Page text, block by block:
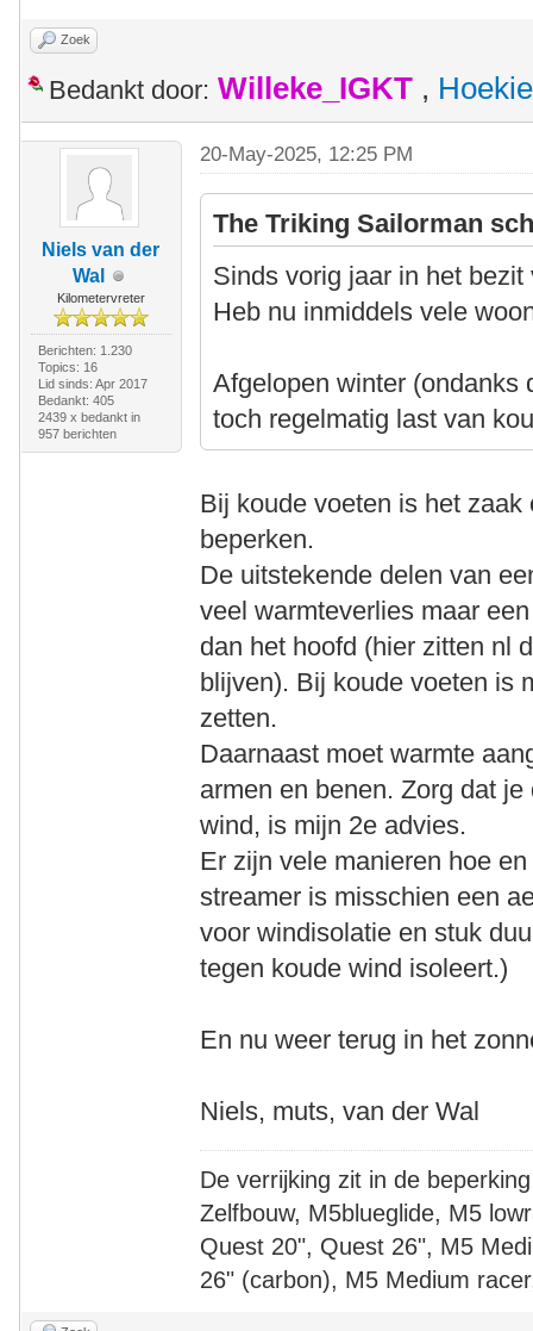
Zoek
Bedankt door: Willeke_IGKT , Hoekie
Niels van der
Wal
Kilometervreter
Berichten: 1.230
Topics: 16
Lid sinds: Apr 2017
Bedankt: 405
2439 x bedankt in
957 berichten
20-May-2025, 12:25 PM
The Triking Sailorman
Sinds vorig jaar in het
Heb nu inmiddels vele
Afgelopen winter (ondanks
toch regelmatig last van
Bij koude voeten is het
beperken.
De uitstekende delen van
veel warmteverlies maar
dan het hoofd (hier zitten nl
blijven). Bij koude voeten is
zetten.
Daarnaast moet warmte
armen en benen. Zorg dat
wind, is mijn 2e advies.
Er zijn vele manieren hoe
streamer is misschien een
voor windisolatie en stuk
tegen koude wind isoleert.)
En nu weer terug in het
Niels, muts, van der Wal
De verrijking zit in de beperking
Zelfbouw, M5blueglide, M5
Quest 20", Quest 26", M5
26" (carbon), M5 Medium